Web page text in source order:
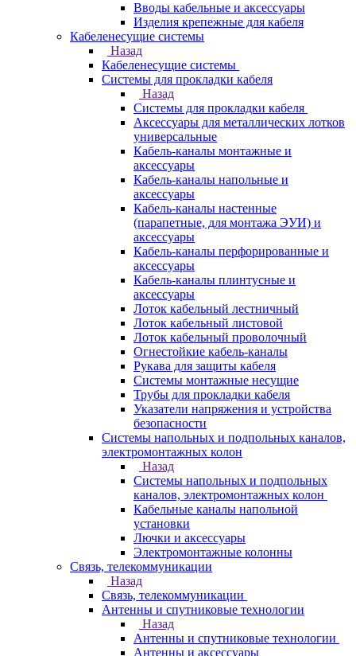
Вводы кабельные и аксессуары
Изделия крепежные для кабеля
Кабеленесущие системы
Назад
Кабеленесущие системы
Системы для прокладки кабеля
Назад
Системы для прокладки кабеля
Аксессуары для металлических лотков
универсальные
Кабель-каналы монтажные и
аксессуары
Кабель-каналы напольные и
аксессуары
Кабель-каналы настенные
(парапетные, для монтажа ЭУИ) и
аксессуары
Кабель-каналы перфорированные и
аксессуары
Кабель-каналы плинтусные и
аксессуары
Лоток кабельный лестничный
Лоток кабельный листовой
Лоток кабельный проволочный
Огнестойкие кабель-каналы
Рукава для защиты кабеля
Системы монтажные несущие
Трубы для прокладки кабеля
Указатели напряжения и устройства
безопасности
Системы напольных и подпольных каналов,
электромонтажных колон
Назад
Системы напольных и подпольных
каналов, электромонтажных колон
Кабельные каналы напольной
установки
Лючки и аксессуары
Электромонтажные колонны
Связь, телекоммуникации
Назад
Связь, телекоммуникации
Антенны и спутниковые технологии
Назад
Антенны и спутниковые технологии
Антенны и аксессуары